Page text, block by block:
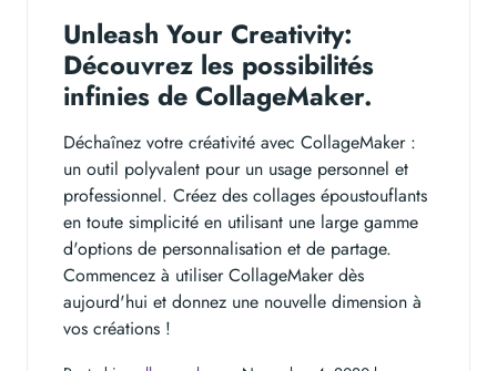
Unleash Your Creativity:
Découvrez les possibilités
infinies de CollageMaker.
Déchaînez votre créativité avec CollageMaker :
un outil polyvalent pour un usage personnel et
professionnel. Créez des collages époustouflants
en toute simplicité en utilisant une large gamme
d'options de personnalisation et de partage.
Commencez à utiliser CollageMaker dès
aujourd'hui et donnez une nouvelle dimension à
vos créations !